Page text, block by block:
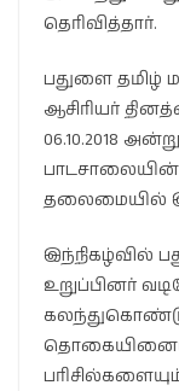
தெரிவித்தார்.
பதுளை தமிழ்
ஆசிரியர்
06.10.2018
பாடசாலையின்
தலைமையில்
இந்நிகழ்வில்
உறுப்பினர்
கலந்துகொண்டு,